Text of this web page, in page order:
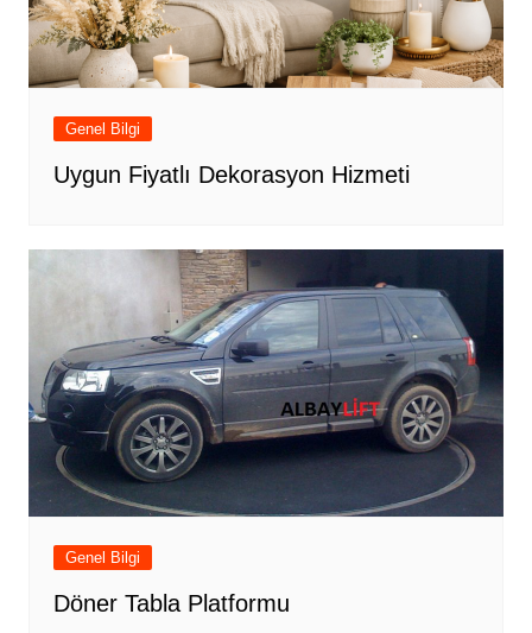
Genel Bilgi
Uygun Fiyatlı Dekorasyon Hizmeti
Genel Bilgi
Döner Tabla Platformu